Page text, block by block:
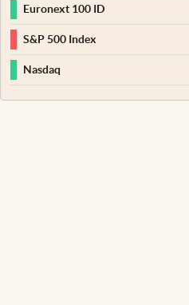
Euronext 100 ID
S&P 500 Index
Nasdaq